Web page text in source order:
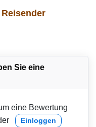
Reisender
Sie eine
eine Bewertung
Einloggen